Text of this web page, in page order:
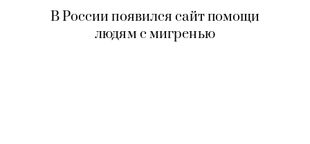
В России появился сайт помощи
людям с мигренью